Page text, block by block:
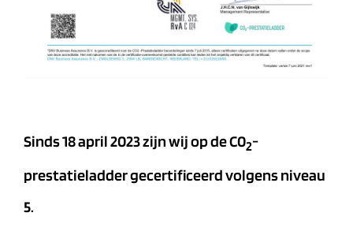
Sinds 18 april 2023 zijn wij op de C02-
prestatieladder gecertificeerd volgens niveau
5.